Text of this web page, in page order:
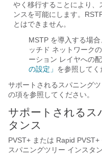
やく移行することにより、
ンスを可能にします。
とはできません。
MSTP を導入する場
ッチド ネットワーク
ーション レイヤへの
の設定」 を参照してく
サポートされるスパニング
の項を参照してください。
サポートされるス
タンス
PVST+ または Rapid
スパニングツリー インスタ